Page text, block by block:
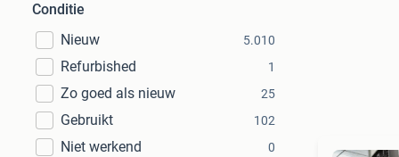
Conditie
Nieuw
5.010
Refurbished 1
Zo goed als nieuw 25
Gebruikt 102
Niet werkend 0